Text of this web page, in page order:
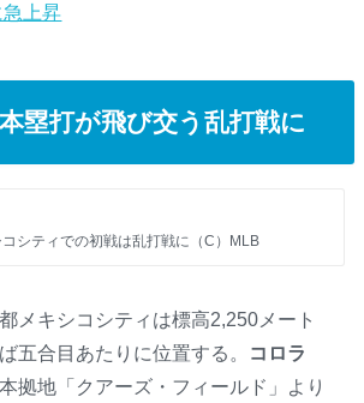
上昇
塁打が飛び交う乱打戦に
シティでの初戦は乱打戦に（C）MLB
メキシコシティは標高2,250メート
五合目あたりに位置する。 コロラ
拠地「クアーズ・フィールド」より